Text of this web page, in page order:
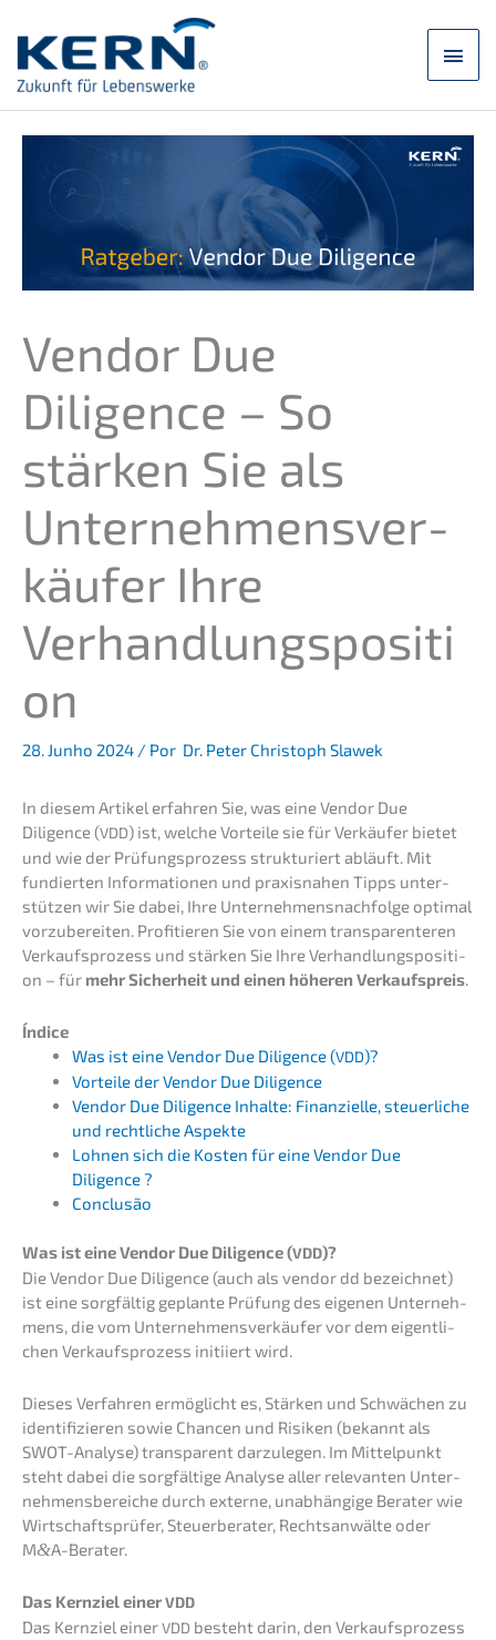
para
conteúdo
Vendor Due
Diligence – So
stärken Sie als
Unter­neh­mens­ver­
käu­fer Ihre
Verhandlungspositi
on
28. Junho 2024 / Por Dr. Peter Christoph Slawek
In diesem Artikel erfah­ren Sie, was eine Vendor Due
Diligence (VDD) ist, welche Vortei­le sie für Verkäu­fer bietet
und wie der Prüfungs­pro­zess struk­tu­riert abläuft. Mit
fundier­ten Infor­ma­tio­nen und praxis­na­hen Tipps unter­
stüt­zen wir Sie dabei, Ihre Unternehmens­nachfolge optimal
vorzu­be­rei­ten. Profi­tie­ren Sie von einem trans­pa­ren­te­ren
Verkaufs­pro­zess und stärken Sie Ihre Verhand­lungs­po­si­ti­
on – für mehr Sicher­heit und einen höheren Verkaufs­preis.
Índice
Was ist eine Vendor Due Diligence (VDD)?
Vortei­le der Vendor Due Diligence
Vendor Due Diligence Inhal­te: Finan­zi­el­le, steuer­li­che
und recht­li­che Aspekte
Lohnen sich die Kosten für eine Vendor Due
Diligence ?
Conclusão
Was ist eine Vendor Due Diligence (VDD)?
Die Vendor Due Diligence (auch als vendor dd bezeich­net)
ist eine sorgfäl­tig geplan­te Prüfung des eigenen Unter­neh­
mens, die vom Unter­neh­mens­ver­käu­fer vor dem eigent­li­
chen Verkaufs­pro­zess initi­iert wird.
Dieses Verfah­ren ermög­licht es, Stärken und Schwä­chen zu
identi­fi­zie­ren sowie Chancen und Risiken (bekannt als
SWOT-Analy­se) trans­pa­rent darzu­le­gen. Im Mittel­punkt
steht dabei die sorgfäl­ti­ge Analy­se aller relevan­ten Unter­
neh­mens­be­rei­che durch exter­ne, unabhän­gi­ge Berater wie
Wirtschafts­prü­fer, Steuer­be­ra­ter, Rechts­an­wäl­te oder
M&A-Berater.
Das Kernziel einerVDD
Das Kernziel einerVDD besteht darin, den Verkaufs­pro­zess